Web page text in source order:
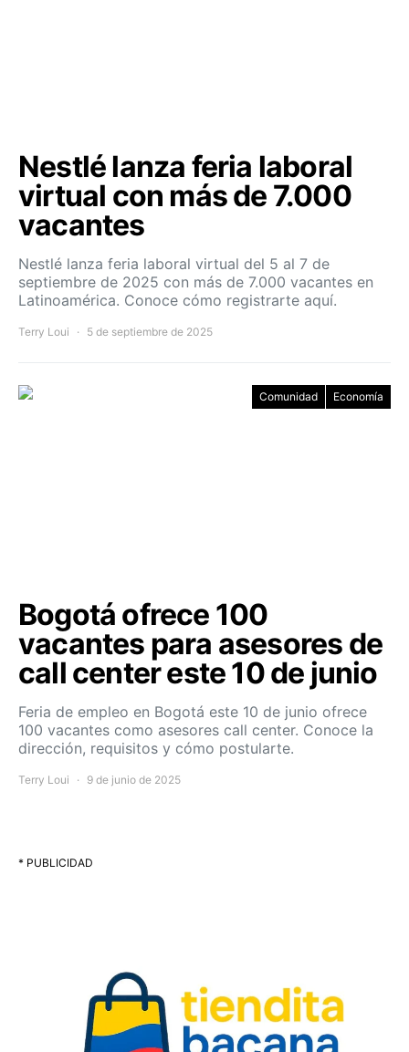
Nestlé lanza feria laboral
virtual con más de 7.000
vacantes
Nestlé lanza feria laboral virtual del 5 al 7 de
septiembre de 2025 con más de 7.000 vacantes en
Latinoamérica. Conoce cómo registrarte aquí.
Terry Loui 5 de septiembre de 2025
Comunidad Economía
Bogotá ofrece 100
vacantes para asesores de
call center este 10 de junio
Feria de empleo en Bogotá este 10 de junio ofrece
100 vacantes como asesores call center. Conoce la
dirección, requisitos y cómo postularte.
Terry Loui 9 de junio de 2025
* PUBLICIDAD